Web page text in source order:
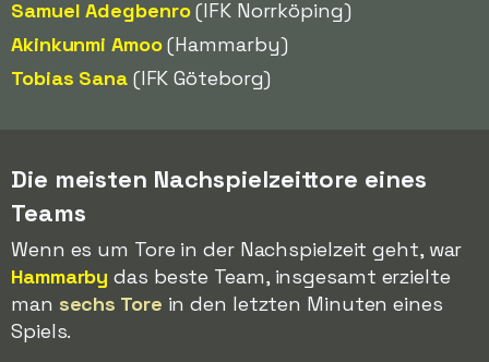
Samuel Adegbenro(IFK Norrköping)
Akinkunmi Amoo(Hammarby)
Tobias Sana(IFK Göteborg)
Die meisten Nachspielzeittore eines
Teams
Wenn es um Tore in der Nachspielzeit geht, war
Hammarby das beste Team, insgesamt erzielte
man sechs Tore in den letzten Minuten eines
Spiels.